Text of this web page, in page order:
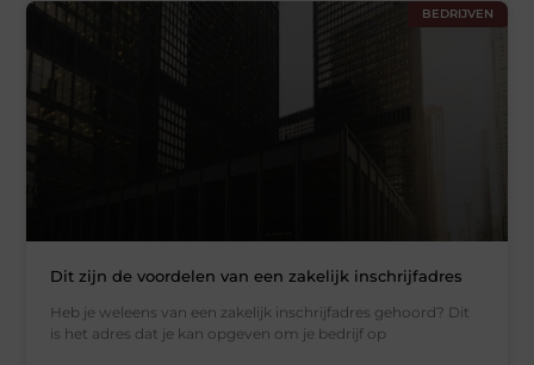
BEDRIJVEN
Dit zijn de voordelen van een zakelijk inschrijfadres
Heb je weleens van een zakelijk inschrijfadres gehoord? Dit
is het adres dat je kan opgeven om je bedrijf op